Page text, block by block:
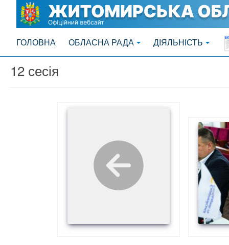
ГОЛОВНА ОБЛАСНА РАДА ДІЯЛЬНІСТЬ
12 сесія